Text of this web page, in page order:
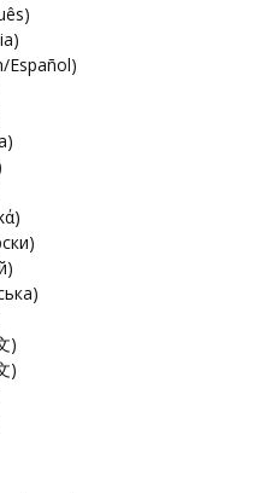
Español)
)
)